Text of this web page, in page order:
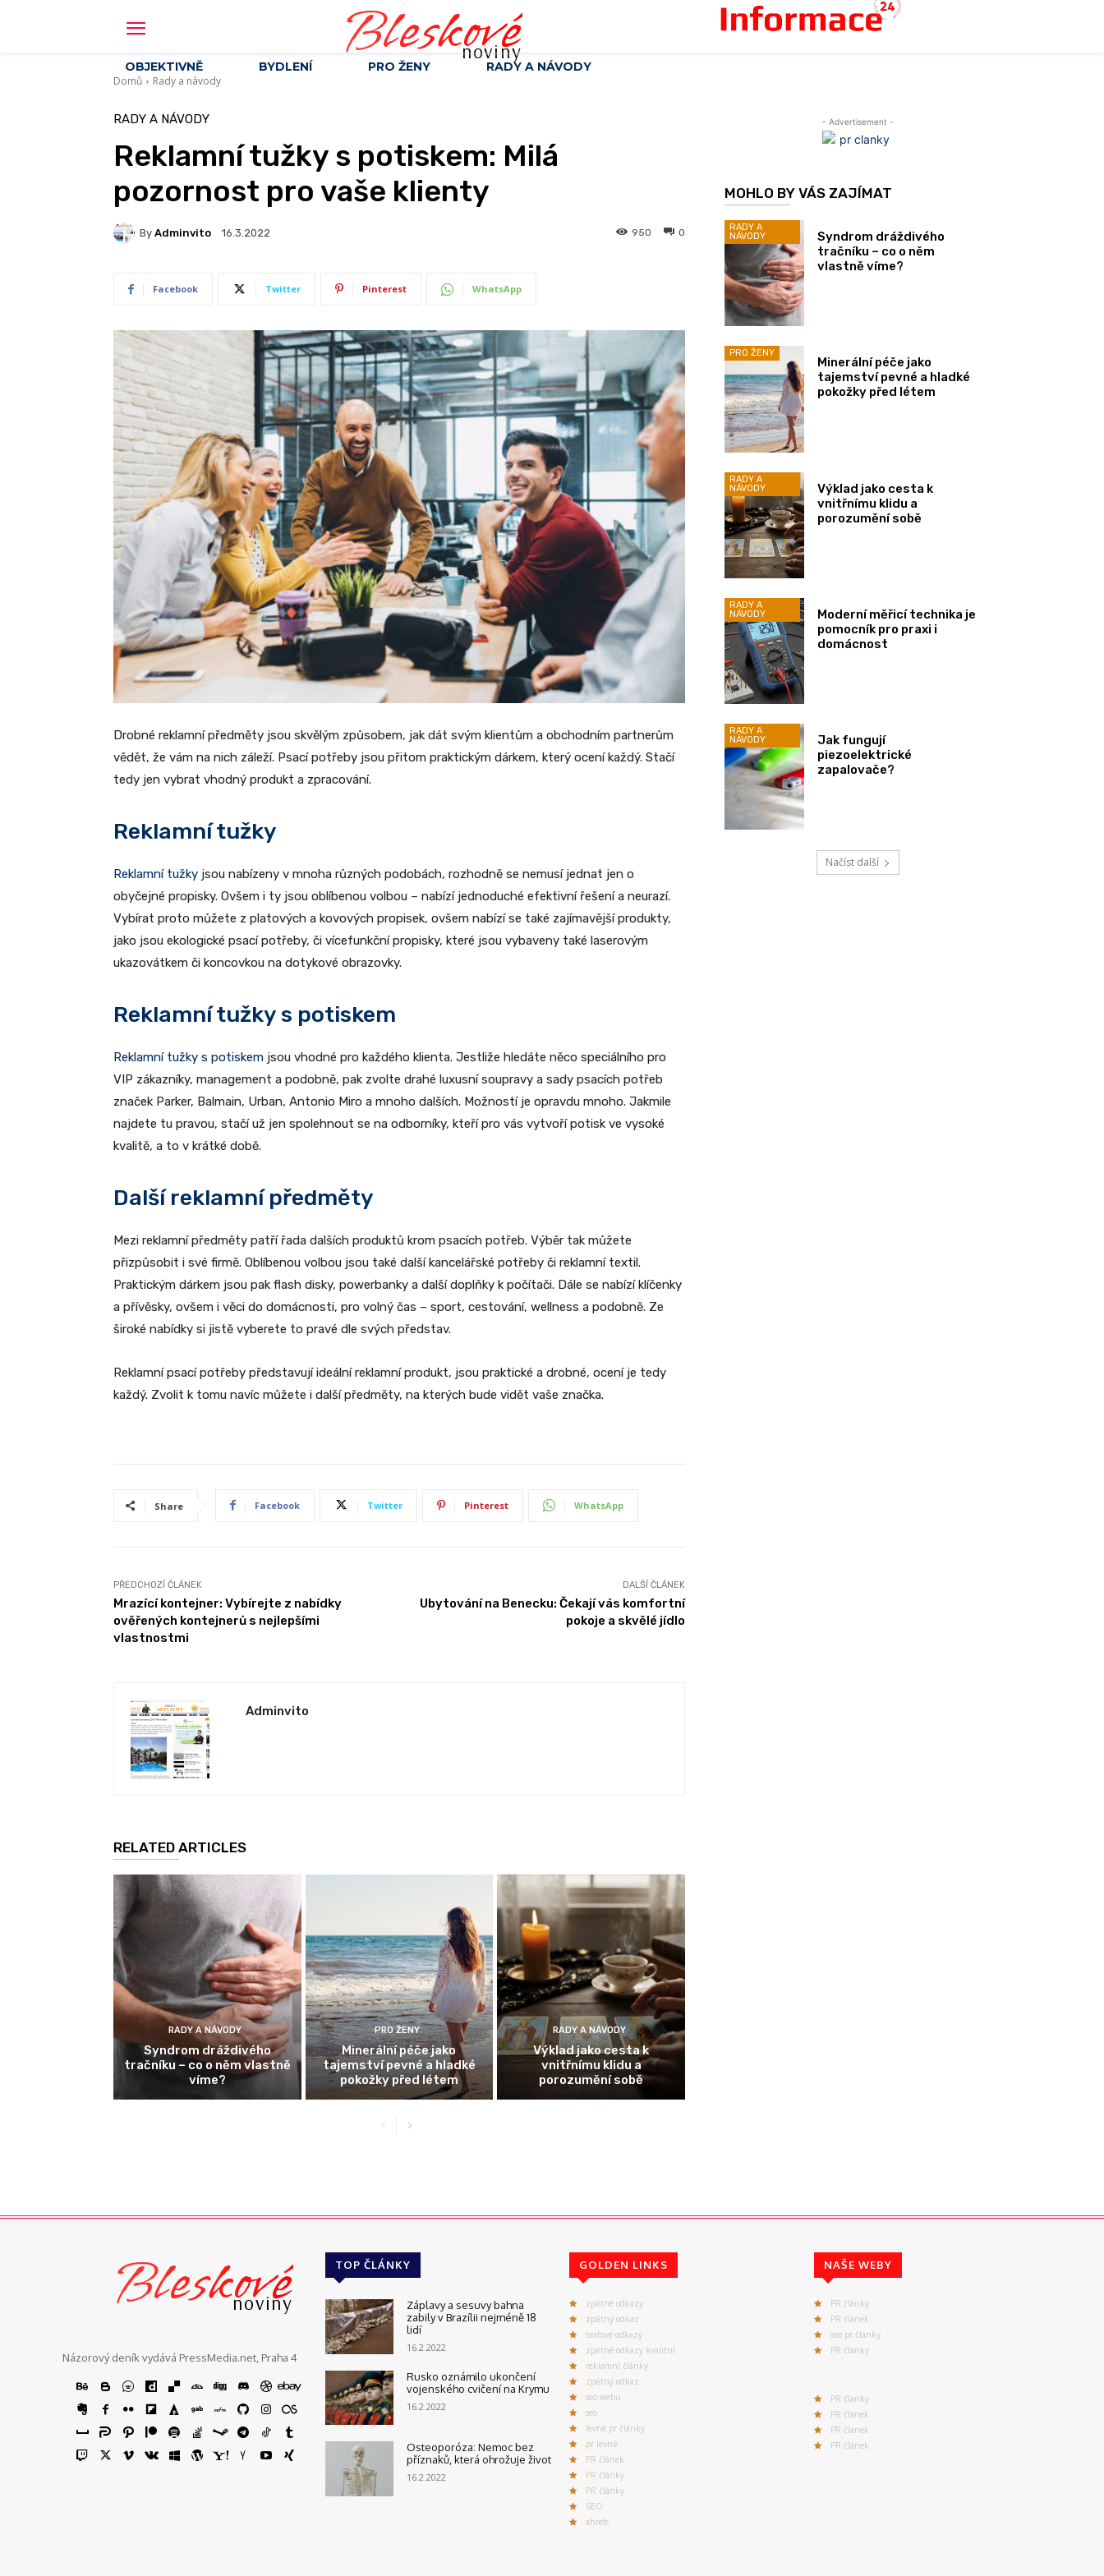
Bleskové
noviny
OBJEKTIVNĚ BYDLENÍ PRO ŽENY RADY A NÁVODY
Domů Rady a návody
RADY A NÁVODY
Reklamní tužky s potiskem: Milá
pozornost pro vaše klienty
By Adminvito 16.3.2022 0
950
Facebook Twitter Pinterest WhatsApp
Drobné reklamní předměty jsou skvělým způsobem, jak dát svým klientům a obchodním partnerům
vědět, že vám na nich záleží. Psací potřeby jsou přitom praktickým dárkem, který ocení každý. Stačí
tedy jen vybrat vhodný produkt a zpracování.
Reklamní tužky
Reklamní tužky jsou nabízeny v mnoha různých podobách, rozhodně se nemusí jednat jen o
obyčejné propisky. Ovšem i ty jsou oblíbenou volbou – nabízí jednoduché efektivní řešení a neurazí.
Vybírat proto můžete z platových a kovových propisek, ovšem nabízí se také zajímavější produkty,
jako jsou ekologické psací potřeby, či vícefunkční propisky, které jsou vybaveny také laserovým
ukazovátkem či koncovkou na dotykové obrazovky.
Reklamní tužky s potiskem
Reklamní tužky s potiskem jsou vhodné pro každého klienta. Jestliže hledáte něco speciálního pro
VIP zákazníky, management a podobně, pak zvolte drahé luxusní soupravy a sady psacích potřeb
značek Parker, Balmain, Urban, Antonio Miro a mnoho dalších. Možností je opravdu mnoho. Jakmile
najdete tu pravou, stačí už jen spolehnout se na odborníky, kteří pro vás vytvoří potisk ve vysoké
kvalitě, a to v krátké době.
Další reklamní předměty
Mezi reklamní předměty patří řada dalších produktů krom psacích potřeb. Výběr tak můžete
přizpůsobit i své firmě. Oblíbenou volbou jsou také další kancelářské potřeby či reklamní textil.
Praktickým dárkem jsou pak flash disky, powerbanky a další doplňky k počítači. Dále se nabízí klíčenky
a přívěsky, ovšem i věci do domácnosti, pro volný čas – sport, cestování, wellness a podobně. Ze
široké nabídky si jistě vyberete to pravé dle svých představ.
Reklamní psací potřeby představují ideální reklamní produkt, jsou praktické a drobné, ocení je tedy
každý. Zvolit k tomu navíc můžete i další předměty, na kterých bude vidět vaše značka.
Share Facebook Twitter Pinterest WhatsApp
PŘEDCHOZÍ ČLÁNEK
Mrazící kontejner: Vybírejte z nabídky
ověřených kontejnerů s nejlepšími
vlastnostmi
DALŠÍ ČLÁNEK
Ubytování na Benecku: Čekají vás komfortní
pokoje a skvělé jídlo
Adminvito
RELATED ARTICLES
RADY A NÁVODY
Syndrom dráždivého
tračníku – co o něm vlastně
víme?
PRO ŽENY
Minerální péče jako
tajemství pevné a hladké
pokožky před létem
RADY A NÁVODY
Výklad jako cesta k
vnitřnímu klidu a
porozumění sobě
- Advertisement -
MOHLO BY VÁS ZAJÍMAT
RADY A
NÁVODY
Syndrom dráždivého
tračníku – co o něm
vlastně víme?
PRO ŽENY
Minerální péče jako
tajemství pevné a hladké
pokožky před létem
RADY A
NÁVODY
Výklad jako cesta k
vnitřnímu klidu a
porozumění sobě
RADY A
NÁVODY
Moderní měřicí technika je
pomocník pro praxi i
domácnost
RADY A
NÁVODY
Jak fungují
piezoelektrické
zapalovače?
Načíst další
Bleskové
noviny
Názorový deník vydává PressMedia.net, Praha 4
TOP ČLÁNKY
Záplavy a sesuvy bahna
zabily v Brazílii nejméně 18
lidí
16.2.2022
Rusko oznámilo ukončení
vojenského cvičení na Krymu
16.2.2022
Osteoporóza: Nemoc bez
příznaků, která ohrožuje život
16.2.2022
GOLDEN LINKS
zpětné odkazy
zpětný odkaz
textové odkazy
zpětné odkazy kvalitní
reklamní články
zpětný odkaz
seo webu
seo
levné pr články
pr levně
PR článek
PR články
PR články
SEO
ahrefs
NAŠE WEBY
PR články
PR článek
seo pr články
PR články
PR články
PR článek
PR článek
PR článek